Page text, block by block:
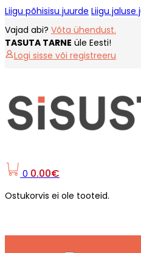
Liigu põhisisu juurde Liigu jaluse
Vajad abi? Võta ühendust.
TASUTA TARNE üle Eesti!
Logi sisse või registreeru
0 0.00€
Ostukorvis ei ole tooteid.